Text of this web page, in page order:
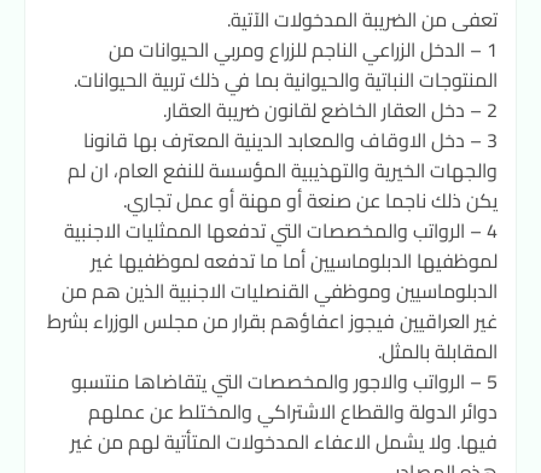
تعفى من الضريبة المدخولات الآتية.
1 – الدخل الزراعي الناجم للزراع ومربي الحيوانات من
المنتوجات النباتية والحيوانية بما في ذلك تربية الحيوانات.
2 – دخل العقار الخاضع لقانون ضريبة العقار.
3 – دخل الاوقاف والمعابد الدينية المعترف بها قانونا
والجهات الخيرية والتهذيبية المؤسسة للنفع العام، ان لم
يكن ذلك ناجما عن صنعة أو مهنة أو عمل تجاري.
4 – الرواتب والمخصصات التي تدفعها الممثليات الاجنبية
لموظفيها الدبلوماسيين أما ما تدفعه لموظفيها غير
الدبلوماسيين وموظفي القنصليات الاجنبية الذين هم من
غير العراقيين فيجوز اعفاؤهم بقرار من مجلس الوزراء بشرط
المقابلة بالمثل.
5 – الرواتب والاجور والمخصصات التي يتقاضاها منتسبو
دوائر الدولة والقطاع الاشتراكي والمختلط عن عملهم
فيها. ولا يشمل الاعفاء المدخولات المتأتية لهم من غير